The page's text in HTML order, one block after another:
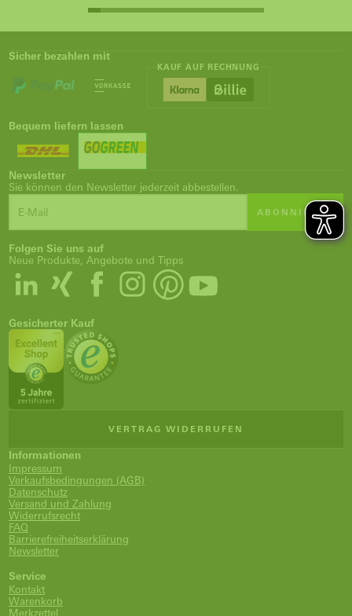
Sicher bezahlen mit
KAUF AUF RECHNUNG
Bequem liefern lassen
Newsletter
Sie können den Newsletter jederzeit abbestellen.
ABONNIEREN
Folgen Sie uns auf
Neue Produkte, Angebote und Tipps
Gesicherter Kauf
VERTRAG WIDERRUFEN
Informationen
Impressum
Verkaufsbedingungen (AGB)
Datenschutz
Versand und Zahlung
Widerrufsrecht
FAQ
Barrierefreiheitserklärung
Newsletter
Service
Kontakt
Warenkorb
Merkzettel